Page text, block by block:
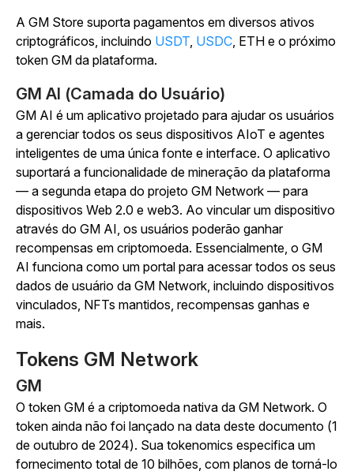
A GM Store suporta pagamentos em diversos ativos
criptográficos, incluindo USDT, USDC, ETH e o próximo
token GM da plataforma.
GM AI (Camada do Usuário)
GM AI é um aplicativo projetado para ajudar os usuários
a gerenciar todos os seus dispositivos AIoT e agentes
inteligentes de uma única fonte e interface. O aplicativo
suportará a funcionalidade de mineração da plataforma
— a segunda etapa do projeto GM Network — para
dispositivos Web 2.0 e web3. Ao vincular um dispositivo
através do GM AI, os usuários poderão ganhar
recompensas em criptomoeda. Essencialmente, o GM
AI funciona como um portal para acessar todos os seus
dados de usuário da GM Network, incluindo dispositivos
vinculados, NFTs mantidos, recompensas ganhas e
mais.
Tokens GM Network
GM
O token GM é a criptomoeda nativa da GM Network. O
token ainda não foi lançado na data deste documento (1
de outubro de 2024). Sua tokenomics especifica um
fornecimento total de 10 bilhões, com planos de torná-lo